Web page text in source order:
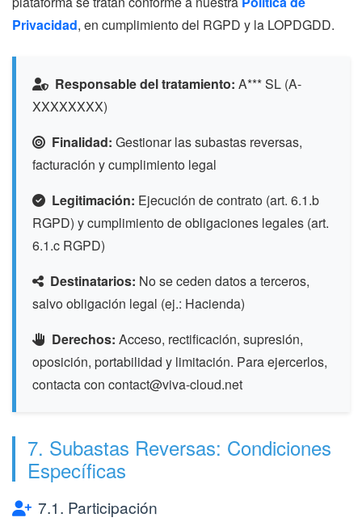
Privacidad, en cumplimiento del RGPD y la LOPDGDD.
Responsable del tratamiento: A*** SL (A-
XXXXXXXX)
Finalidad: Gestionar las subastas reversas,
facturación y cumplimiento legal
Legitimación: Ejecución de contrato (art. 6.1.b
RGPD) y cumplimiento de obligaciones legales (art.
6.1.c RGPD)
Destinatarios: No se ceden datos a terceros,
salvo obligación legal (ej.: Hacienda)
Derechos: Acceso, rectificación, supresión,
oposición, portabilidad y limitación. Para ejercerlos,
contacta con contact@viva-cloud.net
7. Subastas Reversas: Condiciones
Específicas
7.1. Participación